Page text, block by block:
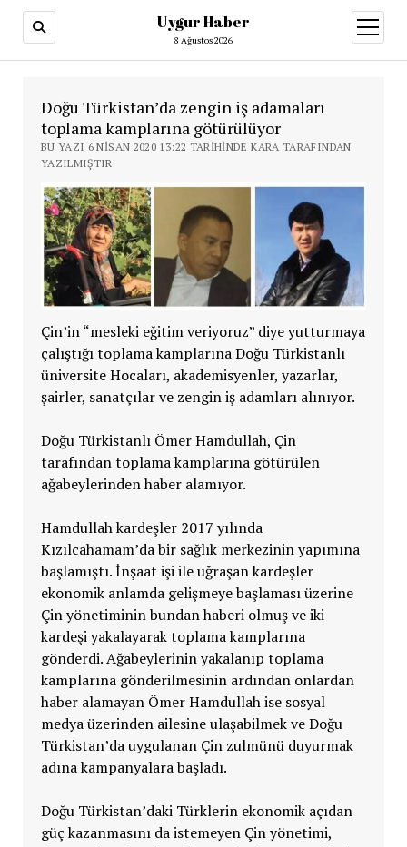
Uygur Haber
8 Ağustos 2026
aç
Doğu Türkistan’da zengin iş adamaları
toplama kamplarına götürülüyor
BU YAZI 6 NISAN 2020 13:22 TARIHINDE KARA TARAFINDAN
YAZILMIŞTIR.
Çin’in “mesleki eğitim veriyoruz” diye yutturmaya
çalıştığı toplama kamplarına Doğu Türkistanlı
üniversite Hocaları, akademisyenler, yazarlar,
şairler, sanatçılar ve zengin iş adamları alınıyor.
Doğu Türkistanlı Ömer Hamdullah, Çin
tarafından toplama kamplarına götürülen
ağabeylerinden haber alamıyor.
Hamdullah kardeşler 2017 yılında
Kızılcahamam’da bir sağlık merkezinin yapımına
başlamıştı. İnşaat işi ile uğraşan kardeşler
ekonomik anlamda gelişmeye başlaması üzerine
Çin yönetiminin bundan haberi olmuş ve iki
kardeşi yakalayarak toplama kamplarına
gönderdi. Ağabeylerinin yakalanıp toplama
kamplarına gönderilmesinin ardından onlardan
haber alamayan Ömer Hamdullah ise sosyal
medya üzerinden ailesine ulaşabilmek ve Doğu
Türkistan’da uygulanan Çin zulmünü duyurmak
adına kampanyalara başladı.
Doğu Türkistan’daki Türklerin ekonomik açıdan
güç kazanmasını da istemeyen Çin yönetimi,